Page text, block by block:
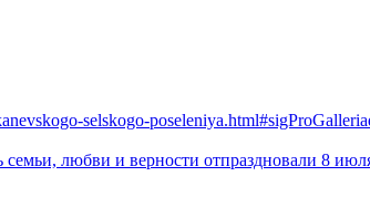
selskogo-
семьи, любви и верности отпраздновали 8